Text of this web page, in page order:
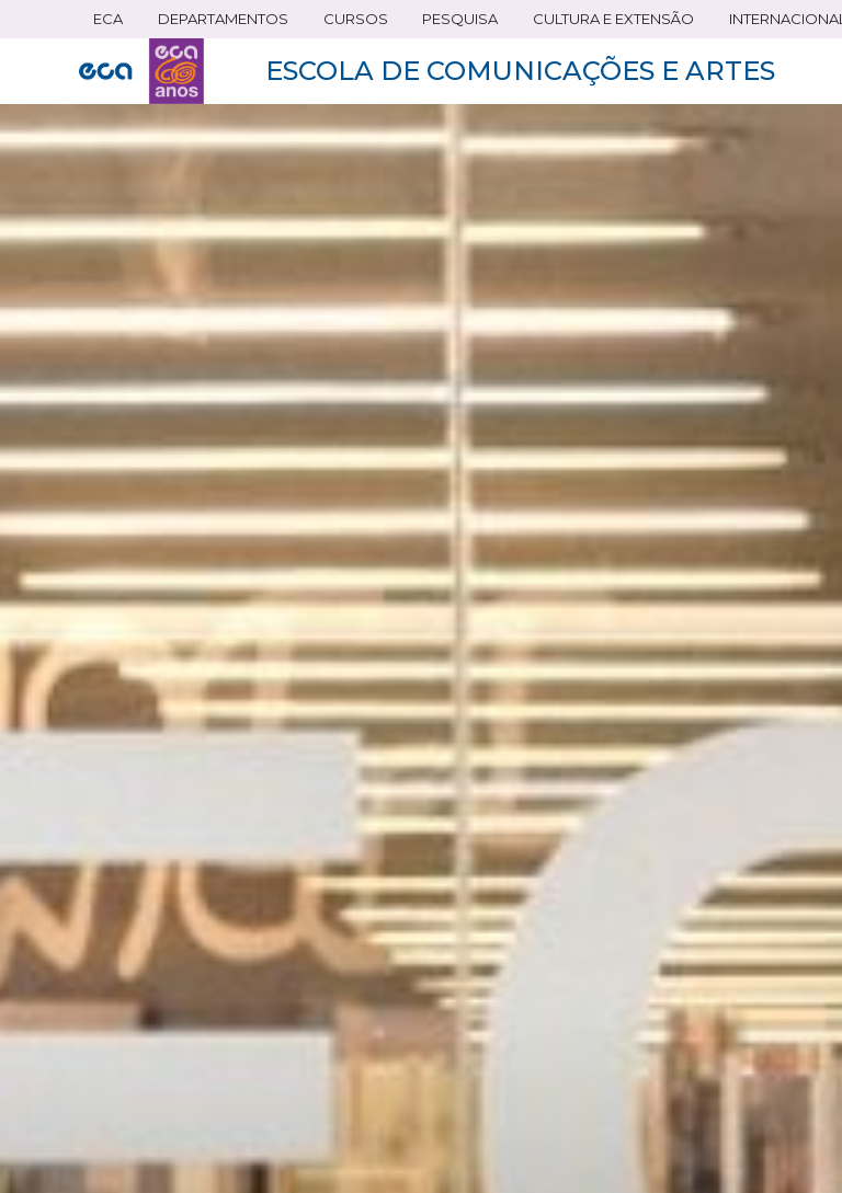
conteúdo
principal
ECA DEPARTAMENTOS CURSOS PESQUISA CULTURA E EXTENSÃO INTERNACIONAL
ESCOLA DE COMUNICAÇÕES E ARTES